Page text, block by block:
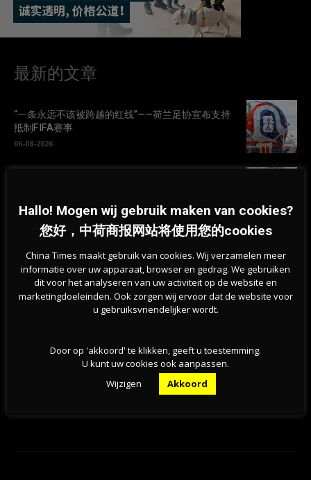
最新的文章
“一条永远不该被跨越的红线”——荷兰足协宣布支持
抵制FIFA赛事
06-08-2026
06-08-2026
荷兰林堡森林火灾扩大至百公顷，250名消防员连夜
扑救
06-08-2026
荷兰天然泳区水质恶化，超百处游泳地点发布健康
05-08-2026
Hallo! Mogen wij gebruik maken van cookies?
您好，中荷商报网站将使用您的cookies
China Times maakt gebruik van cookies. Wij verzamelen meer
informatie over uw apparaat, browser en gedrag. We gebruiken
dit voor het analyseren van uw activiteit op de website en
marketingdoeleinden. Ook zorgen wij ervoor dat de website voor
u gebruiksvriendelijker wordt.
Door op 'akkoord' te klikken, geeft u toestemming.
U kunt uw cookies ook aanpassen.
Wijzigen
Akkoord